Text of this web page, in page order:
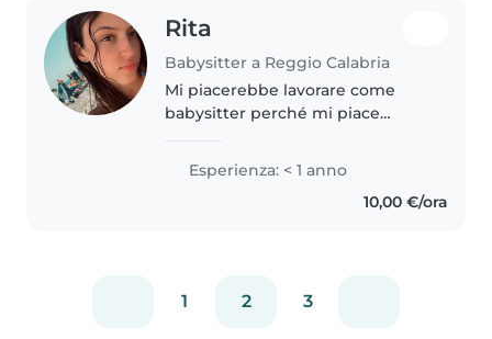
Rita
Babysitter a Reggio Calabria
Mi piacerebbe lavorare come
babysitter perché mi piace
e contribuire alla loro crescita in
modo positivo e sereno. Sono
una persona responsabile,
Esperienza: < 1 anno
10,00 €/ora
1 2 3